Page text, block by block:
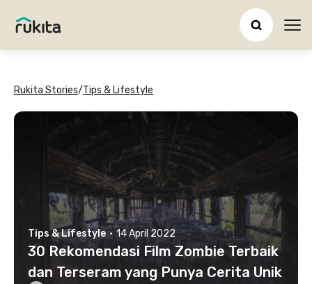
Rukita Stories/Tips & Lifestyle
Tips & Lifestyle · 14 April 2022
30 Rekomendasi Film Zombie Terbaik
dan Terseram yang Punya Cerita Unik